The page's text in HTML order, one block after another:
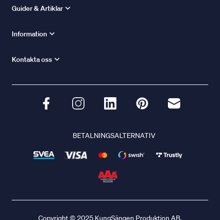
Guider & Artiklar
Information
Kontakta oss
BETALNINGSALTERNATIV
Copyright © 2025 KungSängen Produktion AB.